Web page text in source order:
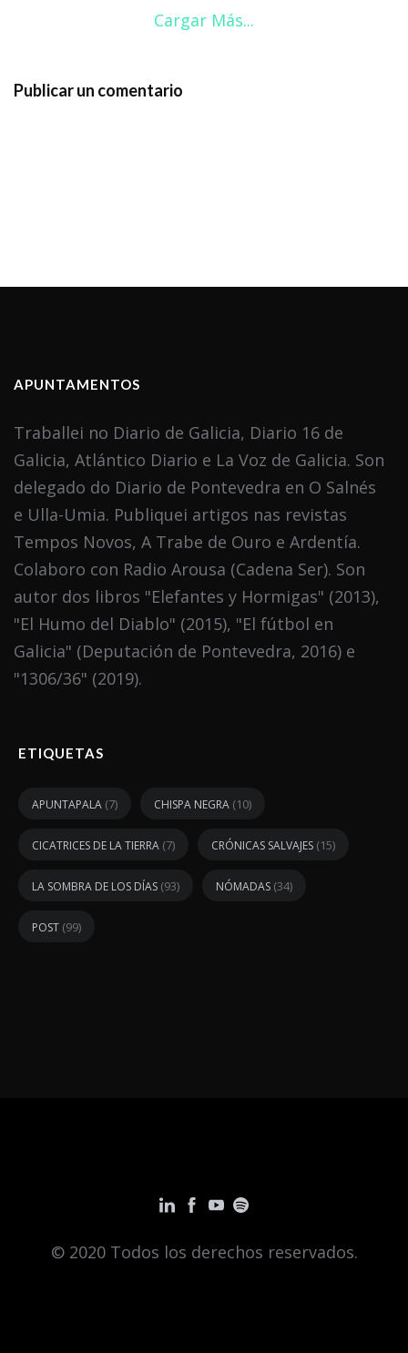
Cargar Más...
Publicar un comentario
APUNTAMENTOS
Traballei no Diario de Galicia, Diario 16 de
Galicia, Atlántico Diario e La Voz de Galicia. Son
delegado do Diario de Pontevedra en O Salnés
e Ulla-Umia. Publiquei artigos nas revistas
Tempos Novos, A Trabe de Ouro e Ardentía.
Colaboro con Radio Arousa (Cadena Ser). Son
autor dos libros "Elefantes y Hormigas" (2013),
"El Humo del Diablo" (2015), "El fútbol en
Galicia" (Deputación de Pontevedra, 2016) e
"1306/36" (2019).
ETIQUETAS
APUNTAPALA (7) CHISPA NEGRA (10)
CICATRICES DE LA TIERRA (7) CRÓNICAS SALVAJES (15)
LA SOMBRA DE LOS DÍAS (93) NÓMADAS (34)
POST (99)
© 2020 Todos los derechos reservados.